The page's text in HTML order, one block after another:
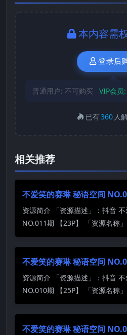
本内容需
登录后
普通用户: 不可购买 VIP会员:
已有360 人
相关推荐
不爱笑的赛琳 秘语空间
资源简介 「资源描述」：抖音
NO.011期 【23P】 「资源名称
不爱笑的赛琳 秘语空间
资源简介 「资源描述」：抖音
NO.010期 【25P】 「资源名称
不爱笑的赛琳 秘语空间